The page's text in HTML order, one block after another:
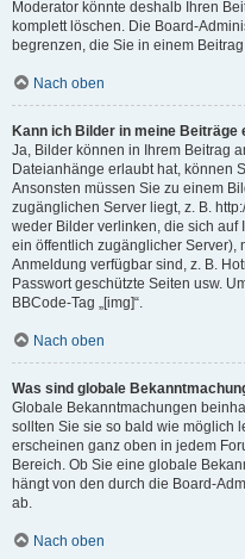
Moderator könnte deshalb Ihren
komplett löschen. Die Board-
begrenzen, die Sie in einem
Nach oben
Kann ich Bilder in meine Beiträge
Ja, Bilder können in Ihrem Beitrag
Dateianhänge erlaubt hat, können
Ansonsten müssen Sie zu einem
zugänglichen Server liegt, z. B.
weder Bilder verlinken, die sich auf
ein öffentlich zugänglicher Server),
Anmeldung verfügbar sind, z. B.
Passwort geschützte Seiten usw.
BBCode-Tag „[img]“.
Nach oben
Was sind globale
Globale Bekanntmachungen
sollten Sie sie so bald wie möglich
erscheinen ganz oben in jedem
Bereich. Ob Sie eine globale
hängt von den durch die Board-
ab.
Nach oben